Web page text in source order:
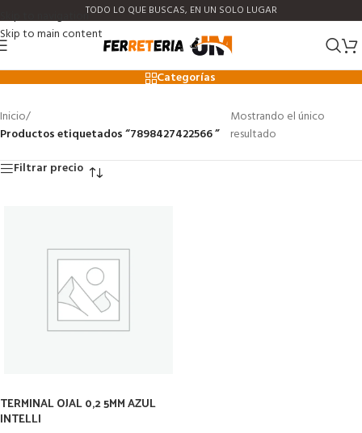
Skip to navigation
Skip to main content
TODO LO QUE BUSCAS, EN UN SOLO LUGAR
7898427422566
Categorías
Inicio/
Productos etiquetados “7898427422566 ”
Mostrando el único
resultado
Filtrar precio
TERMINAL OJAL 0,2 5MM AZUL
INTELLI